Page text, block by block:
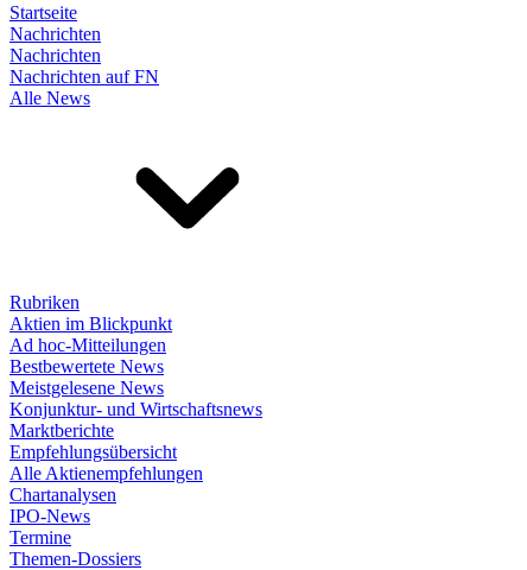
Startseite
Nachrichten
Nachrichten
Nachrichten auf FN
Alle News
Rubriken
Aktien im Blickpunkt
Ad hoc-Mitteilungen
Bestbewertete News
Meistgelesene News
Konjunktur- und Wirtschaftsnews
Marktberichte
Empfehlungsübersicht
Alle Aktienempfehlungen
Chartanalysen
IPO-News
Termine
Themen-Dossiers